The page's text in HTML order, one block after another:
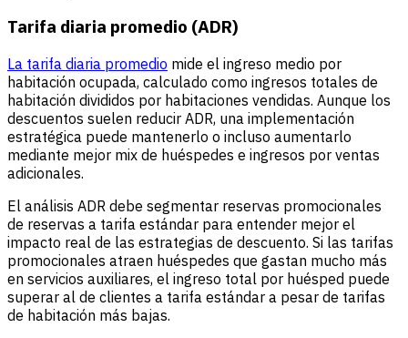
Tarifa diaria promedio (ADR)
La tarifa diaria promedio mide el ingreso medio por
habitación ocupada, calculado como ingresos totales de
habitación divididos por habitaciones vendidas. Aunque los
descuentos suelen reducir ADR, una implementación
estratégica puede mantenerlo o incluso aumentarlo
mediante mejor mix de huéspedes e ingresos por ventas
adicionales.
El análisis ADR debe segmentar reservas promocionales
de reservas a tarifa estándar para entender mejor el
impacto real de las estrategias de descuento. Si las tarifas
promocionales atraen huéspedes que gastan mucho más
en servicios auxiliares, el ingreso total por huésped puede
superar al de clientes a tarifa estándar a pesar de tarifas
de habitación más bajas.